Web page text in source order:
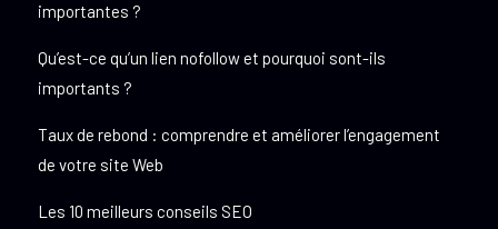
importantes ?
Qu’est-ce qu’un lien nofollow et pourquoi sont-ils
importants ?
Taux de rebond : comprendre et améliorer l’engagement
de votre site Web
Les 10 meilleurs conseils SEO